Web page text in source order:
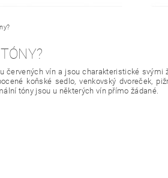
červených vín a jsou charakteristické
koňské sedlo, venkovský dvoreček,
tóny jsou u některých vín přímo žádané.